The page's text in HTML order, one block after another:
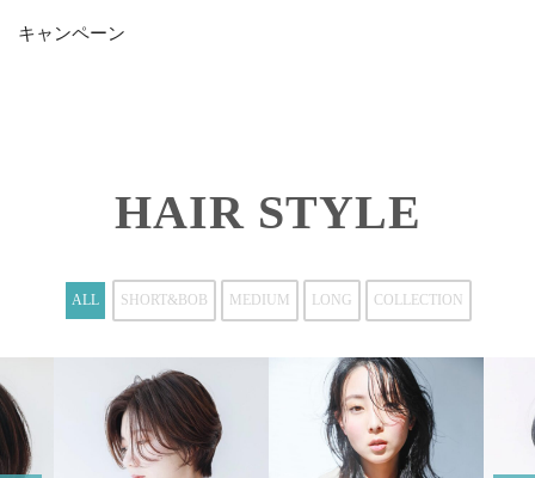
キャンペーン
HAIR STYLE
ALL SHORT&BOB MEDIUM LONG COLLECTION